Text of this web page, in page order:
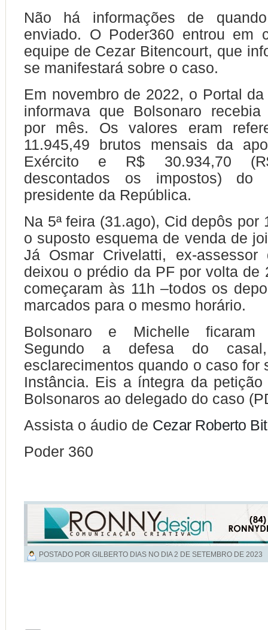
Não há informações de
enviado. O Poder360 entrou em
equipe de Cezar Bitencourt, que
se manifestará sobre o caso.
Em novembro de 2022, o Portal
informava que Bolsonaro
por mês. Os valores eram
11.945,49 brutos mensais da
Exército e R$ 30.934,70
descontados os impostos) do
presidente da República.
Na 5ª feira (31.ago), Cid depôs por
o suposto esquema de venda de
Já Osmar Crivelatti, ex-assessor
deixou o prédio da PF por volta de
começaram às 11h –todos os
marcados para o mesmo horário.
Bolsonaro e Michelle ficaram
Segundo a defesa do
esclarecimentos quando o caso for
Instância. Eis a íntegra da
Bolsonaros ao delegado do caso
Assista o áudio de Cezar Roberto
Poder 360
POSTADO POR GILBERTO DIAS NO DIA2 DE SETEMBRO DE 2023